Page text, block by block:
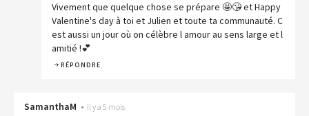
Vivement que quelque chose se prépare 🤩😘 et Happy
Valentine's day à toi et Julien et toute ta communauté. C
est aussi un jour où on célèbre l amour au sens large et l
amitié !💕
RÉPONDRE
SamanthaM • Il y a 5 mois